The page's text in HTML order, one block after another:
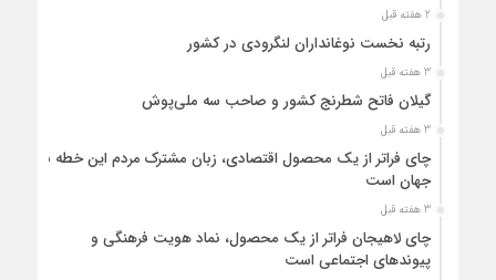
2 هفته قبل
رتبه نخست نوغانداران لنگرودی در کشور
3 هفته قبل
گیلان فاتح شطرنج کشور و صاحب سه ملی‌پوش
3 هفته قبل
چای فراتر از یک محصول اقتصادی، زبان مشترک مردم این خطه با
جهان است
3 هفته قبل
چای لاهیجان فراتر از یک محصول، نماد هویت فرهنگی و
پیوندهای اجتماعی است